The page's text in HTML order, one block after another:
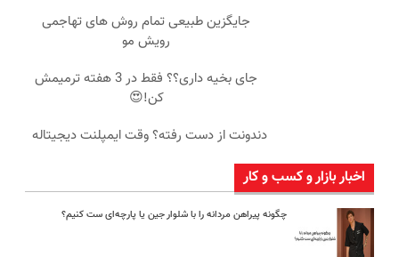
جایگزین طبیعی تمام روش های تهاجمی
رویش مو
جای بخیه داری؟؟ فقط در 3 هفته ترمیمش
کن!😍
دندونت از دست رفته؟ وقت ایمپلنت دیجیتاله
اخبار بازار و کسب و کار
چگونه پیراهن مردانه را با شلوار جین یا پارچه‌ای ست کنیم؟